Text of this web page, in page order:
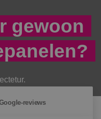
gewoon
reviews